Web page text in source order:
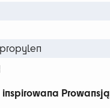
inspirowana Prowansją